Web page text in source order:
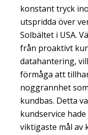
konstant tryck
utspridda över
Solbältet i USA.
från proaktivt
datahantering,
förmåga att
noggrannhet
kundbas. Detta
kundservice
viktigaste mål av